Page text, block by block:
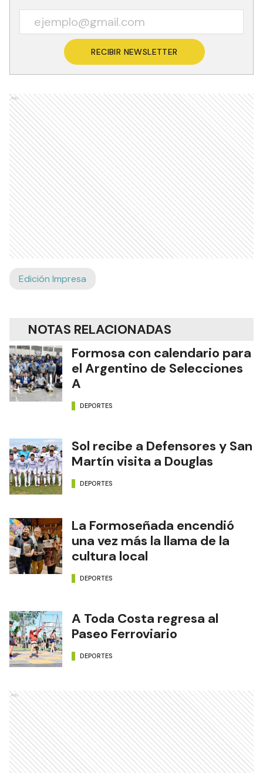
RECIBIR NEWSLETTER
Ads
Edición Impresa
NOTAS RELACIONADAS
Formosa con calendario para
el Argentino de Selecciones
A
DEPORTES
Sol recibe a Defensores y San
Martín visita a Douglas
DEPORTES
La Formoseñada encendió
una vez más la llama de la
cultura local
DEPORTES
A Toda Costa regresa al
Paseo Ferroviario
DEPORTES
Ads